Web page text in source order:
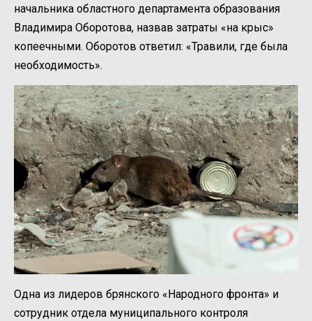
начальника областного департамента образования
Владимира Оборотова, назвав затраты «на крыс»
копеечными. Оборотов ответил: «Травили, где была
необходимость».
Одна из лидеров брянского «Народного фронта» и
сотрудник отдела муниципального контроля